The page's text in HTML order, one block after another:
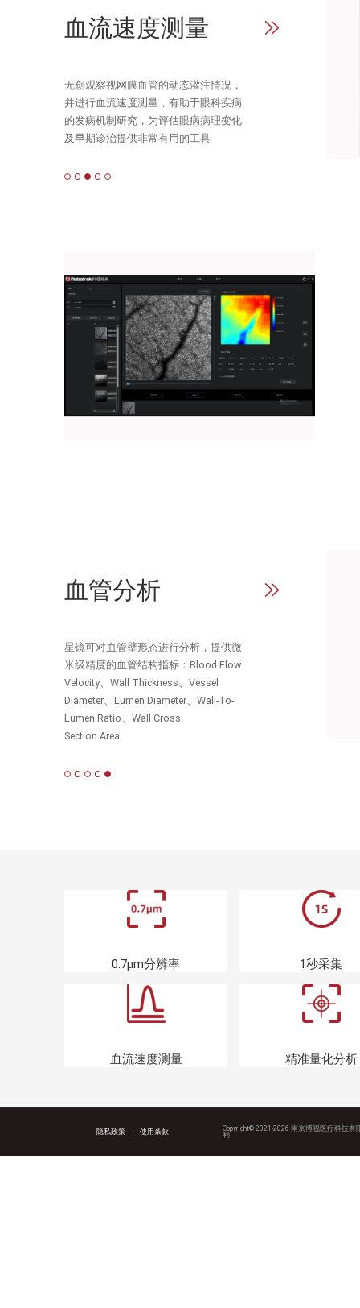
血流速度测量
无创观察视网膜血管的动态灌注情况，
并进行血流速度测量，有助于眼科疾病
的发病机制研究，为评估眼病病理变化
及早期诊治提供非常有用的工具
血管分析
星镜可对血管壁形态进行分析，提供微
米级精度的血管结构指标：Blood Flow
Velocity、Wall Thickness、Vessel
Diameter、Lumen Diameter、Wall-To-
Lumen Ratio、Wall Cross
Section Area
0.7μm分辨率 1秒采集
血流速度测量 精准量化分析
隐私政策 使用条款
Copyright© 2021-2026 南京博视医疗科技有
利